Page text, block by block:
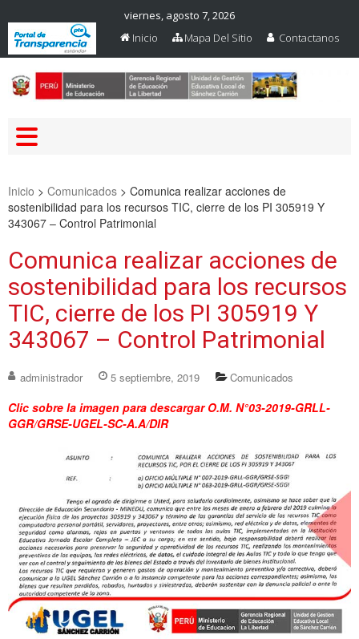
viernes, agosto 7, 2026
Inicio
Mapa Del Sitio Contactanos
Inicio > Comunicados > Comunica realizar acciones de
sostenibilidad para los recursos TIC, cierre de los PI 305919 Y
343067 – Control Patrimonial
Comunica realizar acciones de
sostenibilidad para los recursos
TIC, cierre de los PI 305919 Y
343067 – Control Patrimonial
administrador 5 septiembre, 2019 Comunicados
Clic sobre la imagen para descargar O.M. N°03-2019-GRLL-
GGR/GRSE-UGEL-SC-A.A/DIR